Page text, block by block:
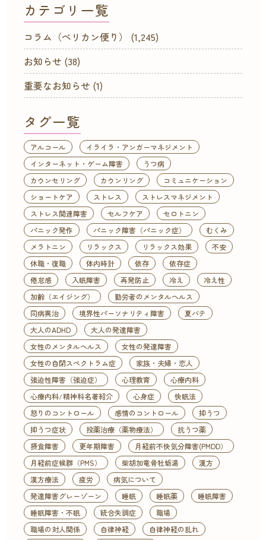
カテゴリ一覧
コラム（ペリカン便り）
(1,245)
お知らせ (38)
重要なお知らせ (1)
タグ一覧
アルコール
イライラ・アンガーマネジメント
インターネット・ゲーム障害
うつ病
カウンセリング
カウンリング
コミュニケーション
ショートケア
ストレス
ストレスマネジメント
ストレス関連障害
セルフケア
セロトニン
パニック発作
パニック障害（パニック症）
むくみ
メラトニン
リラックス リラックス効果
不安
休職・復職
体内時計 依存
依存症
倦怠感
入眠障害 再発防止 冷え
冷え性
加齢（エイジング）
勤労者のメンタルヘルス
同病異治
境界性パーソナリティ障害
夏バテ
大人のADHD
大人の発達障害
女性のメンタルヘルス
女性の発達障害
女性の自閉スペクトラム症
家族・夫婦・恋人
強迫性障害（強迫症）
心理教育
心療内科
心療内科/精神科名著紹介
心身症
快眠法
怒りのコントロール
感情のコントロール
抑うつ
抑うつ症状
投薬治療（薬物療法）
抗うつ薬
摂食障害
更年期障害
月経前不快気分障害(PMDD）
月経前症候群（PMS）
柴胡加竜骨牡蛎湯
漢方
漢方療法
疲労
病気について
発達障害グレーゾーン
睡眠 睡眠薬
睡眠障害
睡眠障害・不眠
統合失調症
職場
職場の対人関係
自律神経
自律神経の乱れ